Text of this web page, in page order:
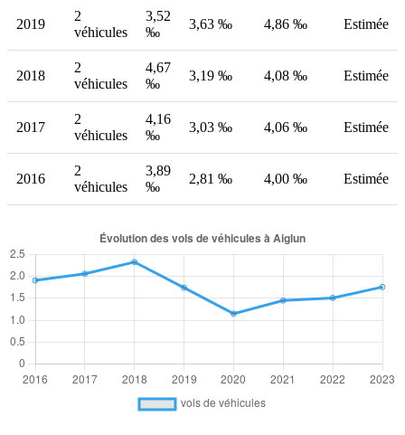
2019
2
véhicules
3,52
‰
3,63 ‰ 4,86 ‰ Estimée
2018
2
véhicules
4,67
‰
3,19 ‰ 4,08 ‰ Estimée
2017
2
véhicules
4,16
‰
3,03 ‰ 4,06 ‰ Estimée
2016
2
véhicules
3,89
‰
2,81 ‰ 4,00 ‰ Estimée